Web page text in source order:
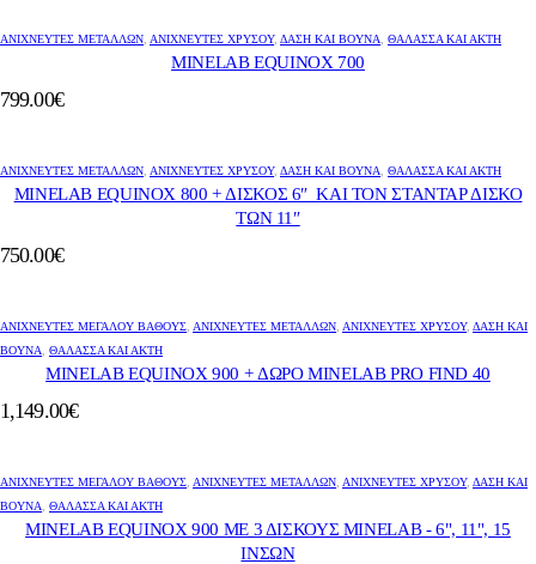
ΑΝΙΧΝΕΥΤΕΣ ΜΕΤΑΛΛΩΝ ΑΝΙΧΝΕΥΤΈΣ ΧΡΥΣΟΎ, ΔΆΣΗ ΚΑΙ ΒΟΥΝΆ ΘΆΛΑΣΣΑ ΚΑΙ ΑΚΤΉ
MINELAB EQUINOX 700
799.00€
ΑΝΙΧΝΕΥΤΕΣ ΜΕΤΑΛΛΩΝ ΑΝΙΧΝΕΥΤΈΣ ΧΡΥΣΟΎ, ΔΆΣΗ ΚΑΙ ΒΟΥΝΆ ΘΆΛΑΣΣΑ ΚΑΙ ΑΚΤΉ
MINELAB EQUINOX 800 + ΔΙΣΚΟΣ 6″ ΚΑΙ ΤΟΝ ΣΤΑΝΤΑΡ ΔΙΣΚΟ
ΤΩΝ 11″
750.00€
ΑΝΙΧΝΕΥΤΈΣ ΜΕΓΆΛΟΎ ΒΆΘΟΥΣ ΑΝΙΧΝΕΥΤΕΣ ΜΕΤΑΛΛΩΝ ΑΝΙΧΝΕΥΤΈΣ ΧΡΥΣΟΎ, ΔΆΣΗ ΚΑΙ
ΒΟΥΝΆ
ΘΆΛΑΣΣΑ ΚΑΙ ΑΚΤΉ
MINELAB EQUINOX 900 + ΔΩΡΟ MINELAB PRO FIND 40
1,149.00€
ΑΝΙΧΝΕΥΤΈΣ ΜΕΓΆΛΟΎ ΒΆΘΟΥΣ ΑΝΙΧΝΕΥΤΕΣ ΜΕΤΑΛΛΩΝ ΑΝΙΧΝΕΥΤΈΣ ΧΡΥΣΟΎ, ΔΆΣΗ ΚΑΙ
ΒΟΥΝΆ
ΘΆΛΑΣΣΑ ΚΑΙ ΑΚΤΉ
MINELAB EQUINOX 900 ΜΕ 3 ΔΙΣΚΟΥΣ MINELAB - 6", 11", 15
ΙΝΣΩΝ